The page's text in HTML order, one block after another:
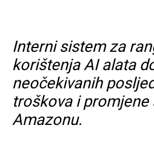
Interni sistem za
korištenja AI alata
neočekivanih
troškova i promjene
Amazonu.